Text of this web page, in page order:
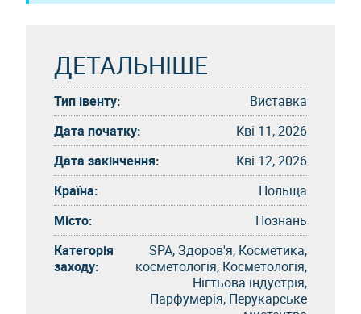
ДЕТАЛЬНІШЕ
Тип івенту:
Виставка
Дата початку:
Кві 11, 2026
Дата закінчення:
Кві 12, 2026
Країна:
Польща
Місто:
Познань
Категорія
заходу:
SPA, Здоров'я, Косметика,
косметологія, Косметологія,
Нігтьова індустрія,
Парфумерія, Перукарське